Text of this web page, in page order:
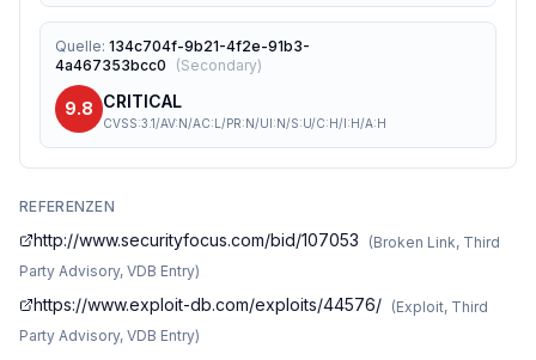
Quelle: 134c704f-9b21-4f2e-91b3-
4a467353bcc0
(Secondary)
9.8 CRITICAL
CVSS:3.1/AV:N/AC:L/PR:N/UI:N/S:U/C:H/I:H/A:H
REFERENZEN
http://www.securityfocus.com/bid/107053 (Broken Link, Third
Party Advisory, VDB Entry)
https://www.exploit-db.com/exploits/44576/ (Exploit, Third
Party Advisory, VDB Entry)